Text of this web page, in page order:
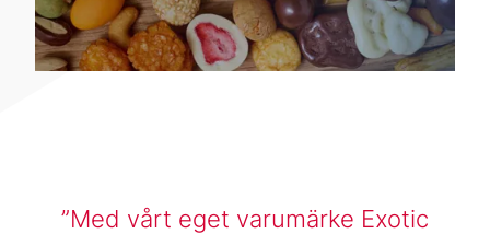
Med vårt eget varumärke Exotic